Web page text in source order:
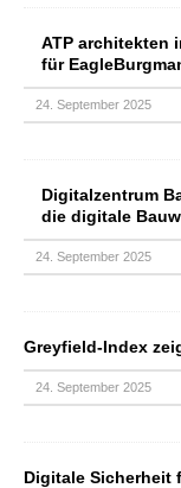
ATP architekten
für
24. September 2025
Digitalzentrum
die digitale
24. September 2025
Greyfield-Index
24. September 2025
Digitale Sicherheit